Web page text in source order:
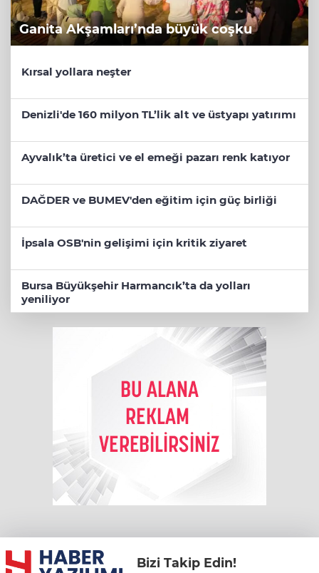
Ganita Akşamları’nda büyük coşku
Kırsal yollara neşter
Denizli'de 160 milyon TL’lik alt ve üstyapı yatırımı
Ayvalık’ta üretici ve el emeği pazarı renk katıyor
DAĞDER ve BUMEV'den eğitim için güç birliği
İpsala OSB'nin gelişimi için kritik ziyaret
Bursa Büyükşehir Harmancık’ta da yolları
yeniliyor
Bizi Takip Edin!